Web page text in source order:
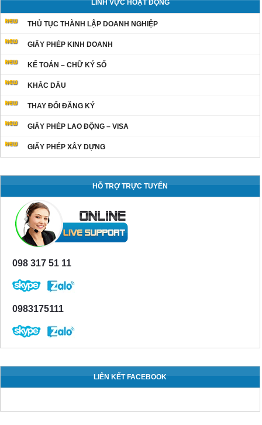
LĨNH VỰC HOẠT ĐỘNG
THỦ TỤC THÀNH LẬP DOANH NGHIỆP
GIẤY PHÉP KINH DOANH
KẾ TOÁN – CHỮ KÝ SỐ
KHẮC DẤU
THAY ĐỔI ĐĂNG KÝ
GIẤY PHÉP LAO ĐỘNG – VISA
GIẤY PHÉP XÂY DỰNG
HỖ TRỢ TRỰC TUYẾN
098 317 51 11
0983175111
LIÊN KẾT FACEBOOK